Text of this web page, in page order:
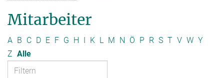
Mitarbeiter
A B C D E F G H I K L M N Ö P R S T V W Y
Z Alle